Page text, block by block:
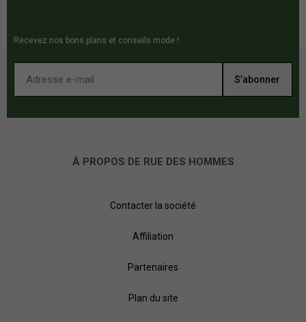
Recevez nos bons plans et conseils mode !
S’abonner
À PROPOS DE RUE DES HOMMES
Contacter la société
Affiliation
Partenaires
Plan du site